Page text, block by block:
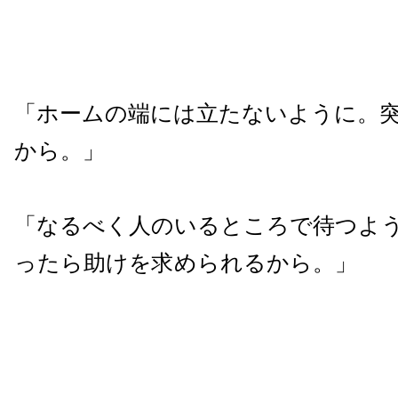
「ホームの端には立たないように。
から。」
「なるべく人のいるところで待つよ
ったら助けを求められるから。」